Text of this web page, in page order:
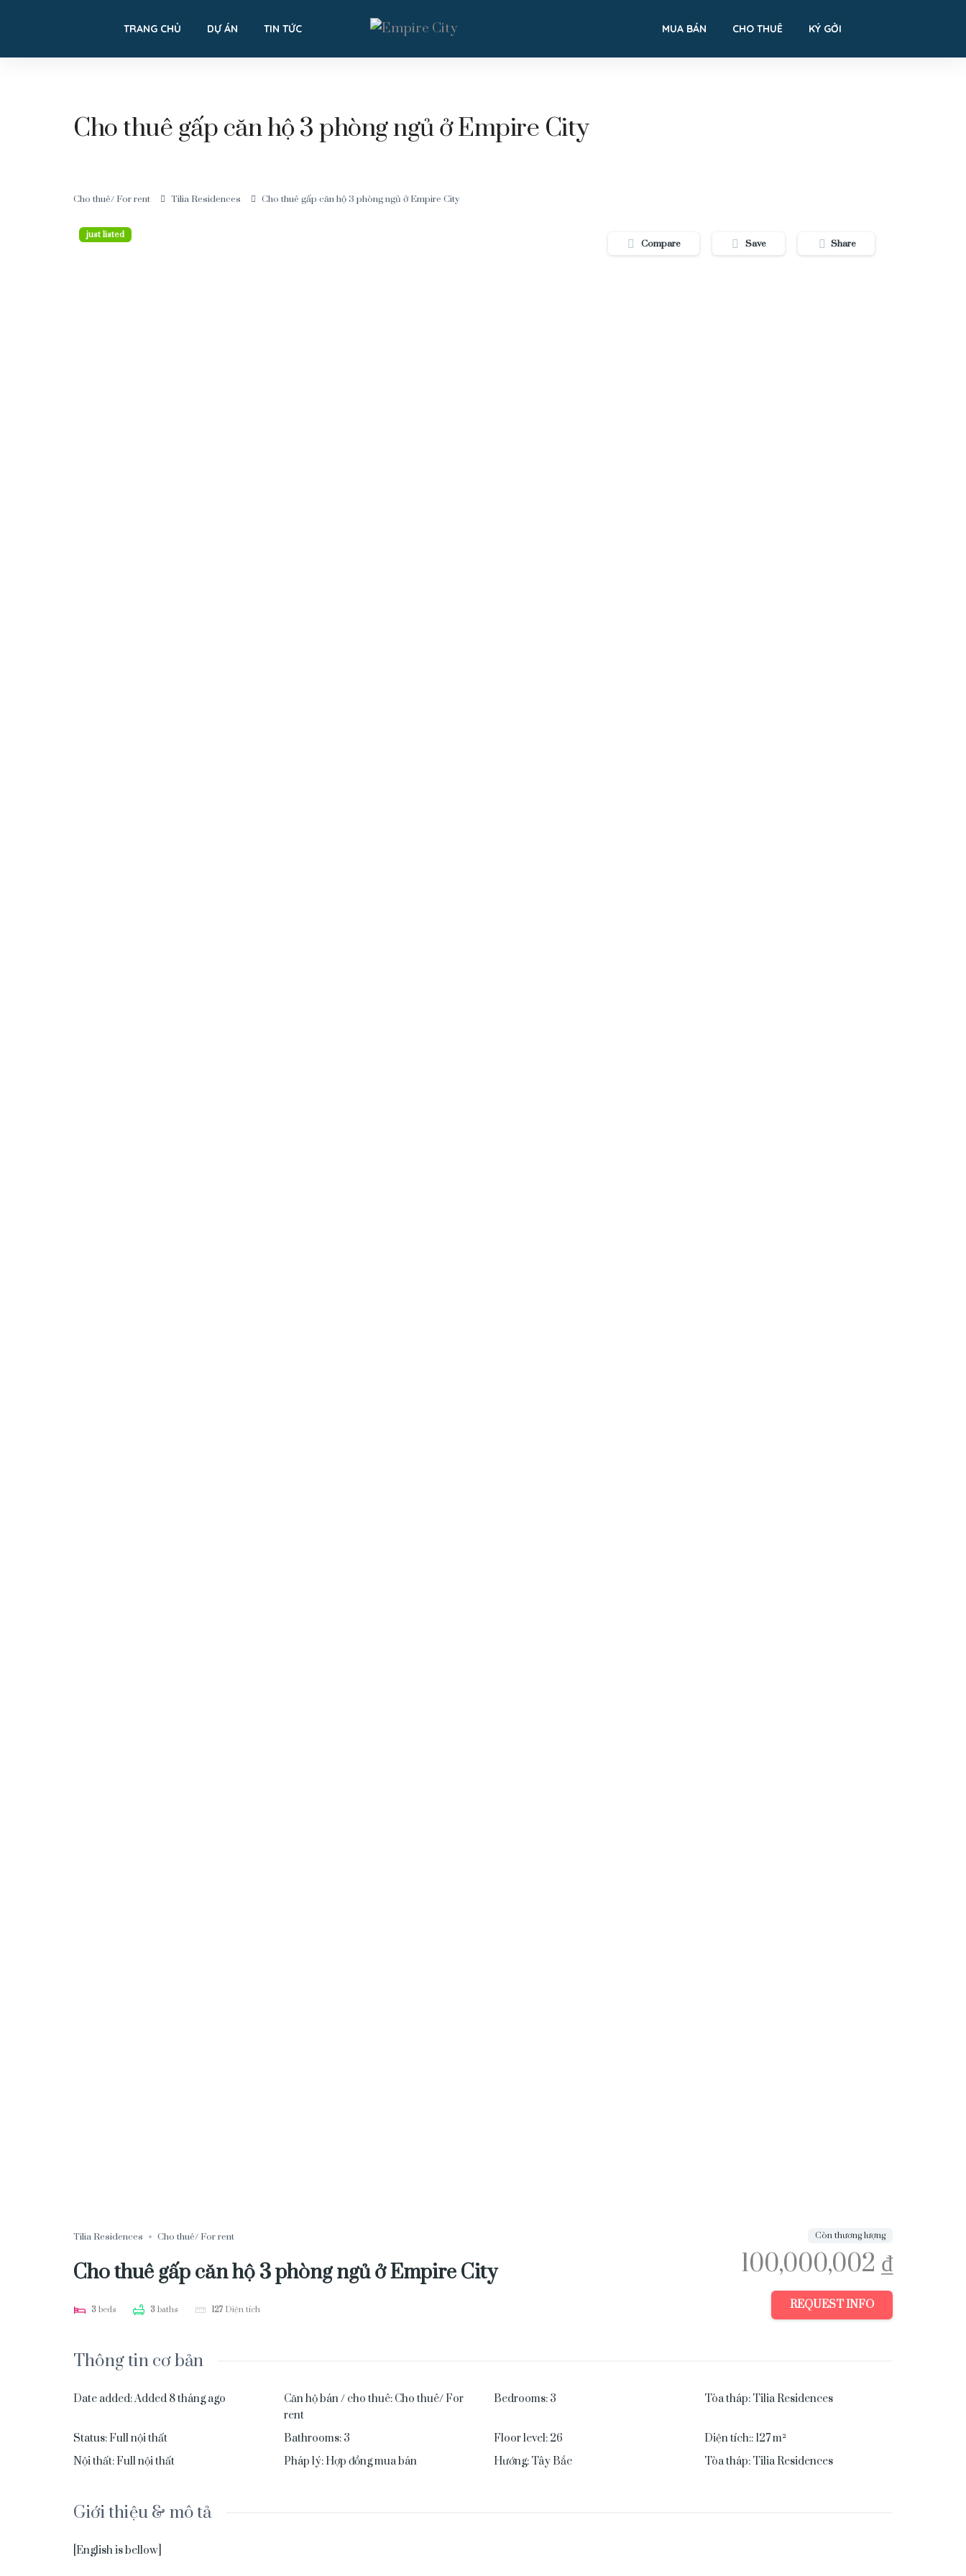
TRANG CHỦ DỰ ÁN TIN TỨC MUA BÁN CHO THUÊ KÝ GỞI
Cho thuê gấp căn hộ 3 phòng ngủ ở Empire City
Cho thuê/ For rent Tilia Residences Cho thuê gấp căn hộ 3 phòng ngủ ở Empire City
just listed
Compare Save Share
Tilia Residences Cho thuê/ For rent
Cho thuê gấp căn hộ 3 phòng ngủ ở Empire City
3 beds 3 baths 127 Diện tích
100,000,002 ₫
Còn thương lượng
REQUEST INFO
Thông tin cơ bản
Date added:Added 8 tháng ago Căn hộ bán / cho thuê: Cho thuê/ For
rent
Bedrooms: 3 Tòa tháp: Tilia Residences
Status: Full nội thất Bathrooms: 3 Floor level: 26 Diện tích:: 127m²
Nội thất: Full nội thất Pháp lý: Hợp đồng mua bán Hướng: Tây Bắc Tòa tháp: Tilia Residences
Giới thiệu & mô tả
[English is bellow]